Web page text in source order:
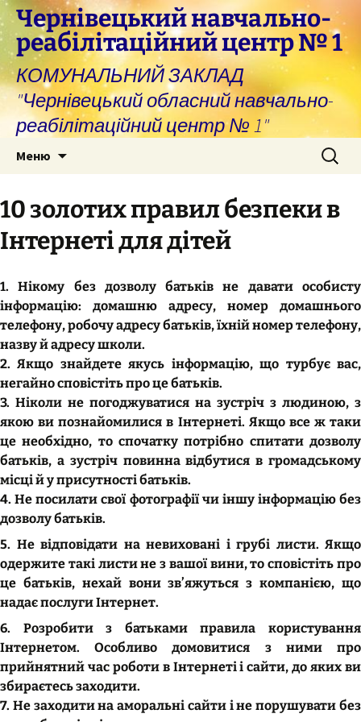
Перейти
до
вмісту
Чернівецький навчально-
реабілітаційний центр № 1
КОМУНАЛЬНИЙ ЗАКЛАД
"Чернівецький обласний навчально-
реабілітаційний центр № 1"
Меню Пошук:
10 золотих правил безпеки в
Інтернеті для дітей
1. Нікому без дозволу батьків не давати особисту
інформацію: домашню адресу, номер домашнього
телефону, робочу адресу батьків, їхній номер телефону,
назву й адресу школи.
2. Якщо знайдете якусь інформацію, що турбує вас,
негайно сповістіть про це батьків.
3. Ніколи не погоджуватися на зустріч з людиною, з
якою ви познайомилися в Інтернеті. Якщо все ж таки
це необхідно, то спочатку потрібно спитати дозволу
батьків, а зустріч повинна відбутися в громадському
місці й у присутності батьків.
4. Не посилати свої фотографії чи іншу інформацію без
дозволу батьків.
5. Не відповідати на невиховані і грубі листи. Якщо
одержите такі листи не з вашої вини, то сповістіть про
це батьків, нехай вони зв’яжуться з компанією, що
надає послуги Інтернет.
6. Розробити з батьками правила користування
Інтернетом. Особливо домовитися з ними про
прийнятний час роботи в Інтернеті і сайти, до яких ви
збираєтесь заходити.
7. Не заходити на аморальні сайти і не порушувати без